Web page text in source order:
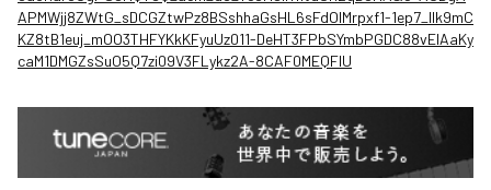
APMWjj8ZWtG_sDCGZtwPz8BSshhaGsHL6sFdOIMrpxf1-1ep7_llk9mC
KZ8tB1euj_mOO3THFYKkKFyuUz011-DeHT3FPbSYmbPGDC88vEIAaKy
caM1DMGZsSuO5Q7zi09V3FLykz2A-8CAF0MEQFIU